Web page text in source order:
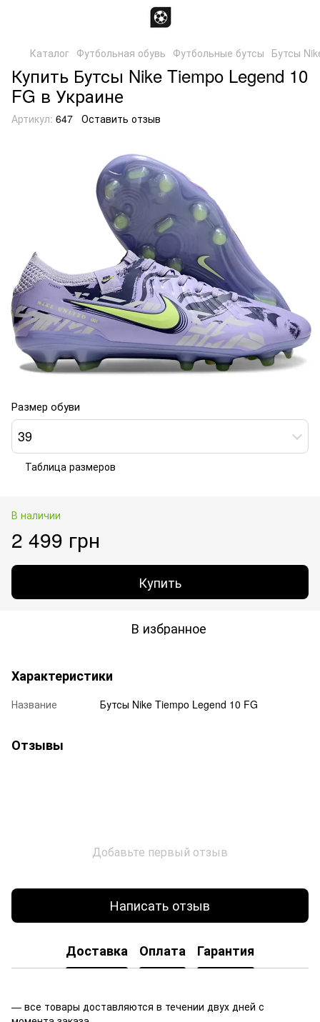
Каталог Футбольная обувь Футбольные бутсы Бутсы
Купить Бутсы Nike Tiempo Legend 10
FG в Украине
Артикул: 647 Оставить отзыв
Размер обуви
39
Таблица размеров
В наличии
2 499 грн
Купить
В избранное
Характеристики
Название Бутсы Nike Tiempo Legend 10 FG
Отзывы
Добавьте первый отзыв
Написать отзыв
Доставка Оплата Гарантия
— все товары доставляются в течении двух дней с